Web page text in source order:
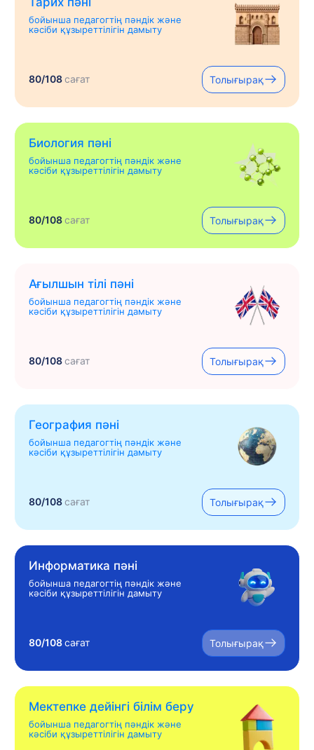
бойынша педагогтің пәндік және
кәсіби құзыреттілігін дамыту
80/108сағат Толығырақ
Биология пәні
бойынша педагогтің пәндік және
кәсіби құзыреттілігін дамыту
80/108сағат Толығырақ
Ағылшын тілі пәні
бойынша педагогтің пәндік және
кәсіби құзыреттілігін дамыту
80/108сағат Толығырақ
География пәні
бойынша педагогтің пәндік және
кәсіби құзыреттілігін дамыту
80/108сағат Толығырақ
Информатика пәні
бойынша педагогтің пәндік және
кәсіби құзыреттілігін дамыту
80/108сағат Толығырақ
Мектепке дейінгі білім беру
бойынша педагогтің пәндік және
кәсіби құзыреттілігін дамыту